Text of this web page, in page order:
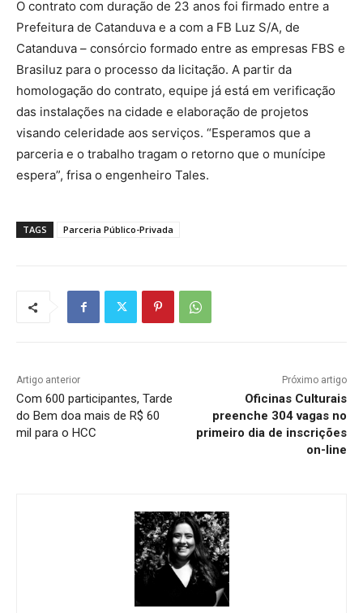
O contrato com duração de 23 anos foi firmado entre a
Prefeitura de Catanduva e a com a FB Luz S/A, de
Catanduva – consórcio formado entre as empresas FBS e
Brasiluz para o processo da licitação. A partir da
homologação do contrato, equipe já está em verificação
das instalações na cidade e elaboração de projetos
visando celeridade aos serviços. “Esperamos que a
parceria e o trabalho tragam o retorno que o munícipe
espera”, frisa o engenheiro Tales.
TAGS Parceria Público-Privada
Artigo anterior
Com 600 participantes, Tarde
do Bem doa mais de R$ 60
mil para o HCC
Próximo artigo
Oficinas Culturais
preenche 304 vagas no
primeiro dia de inscrições
on-line